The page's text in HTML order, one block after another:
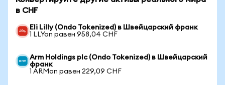
в CHF
Eli Lilly (Ondo Tokenized) в Швейцарский франк
1 LLYon равен 958,04 CHF
Arm Holdings plc (Ondo Tokenized) в Швейцарский
франк
1 ARMon равен 229,09 CHF